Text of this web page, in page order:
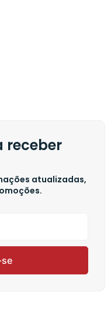
receber
atualizadas,